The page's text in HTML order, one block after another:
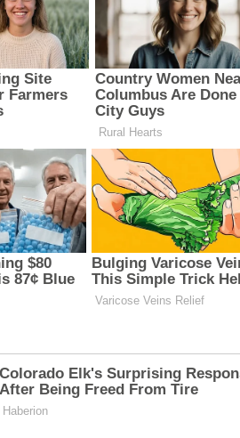
З'явилося відео знищеного ворожого